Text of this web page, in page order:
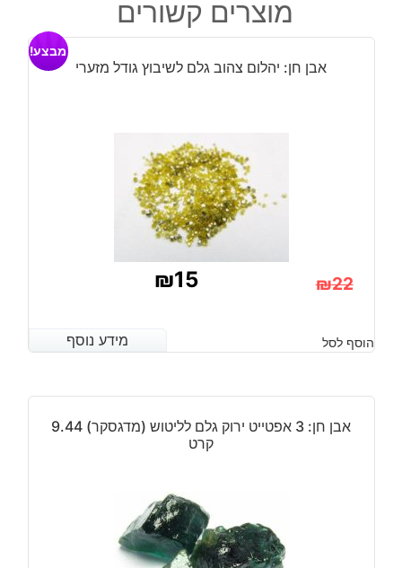
כחול
מלוטש
מידה:
במשקל:
1.6
קרט
מוצרים קשורים
אבן חן: יהלום צהוב גלם לשיבוץ גודל מזערי
מבצע!
₪22
המקורי
₪15
הנוכחי
מידע נוסף הוסף לסל מידע נוסף
אבן חן: 3 אפטייט ירוק גלם לליטוש (מדגסקר) 9.44
קרט